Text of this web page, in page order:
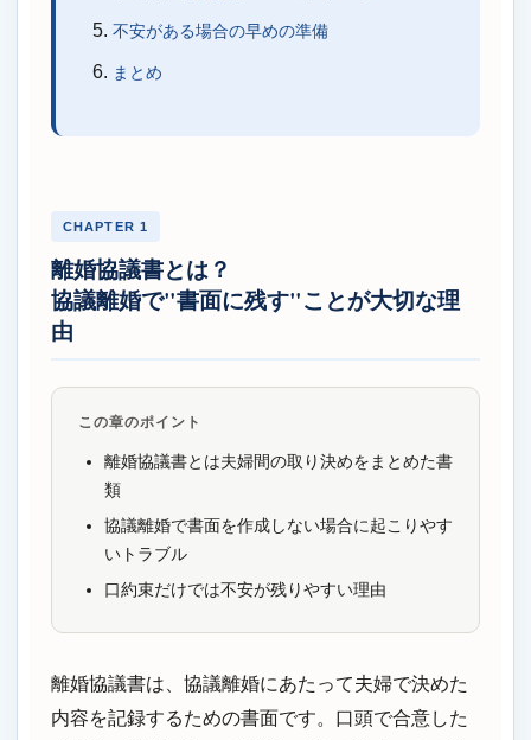
不安がある場合の早めの準備
まとめ
CHAPTER 1
離婚協議書とは？
協議離婚で"書面に残す"ことが大切な理
由
この章のポイント
離婚協議書とは夫婦間の取り決めをまとめた書
類
協議離婚で書面を作成しない場合に起こりやす
いトラブル
口約束だけでは不安が残りやすい理由
離婚協議書は、協議離婚にあたって夫婦で決めた
内容を記録するための書面です。口頭で合意した